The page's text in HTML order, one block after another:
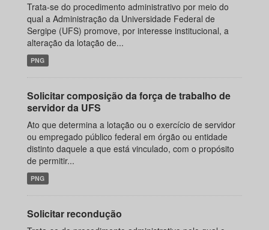
Trata-se do procedimento administrativo por meio do
qual a Administração da Universidade Federal de
Sergipe (UFS) promove, por interesse institucional, a
alteração da lotação de...
PNG
Solicitar composição da força de trabalho de
servidor da UFS
Ato que determina a lotação ou o exercício de servidor
ou empregado público federal em órgão ou entidade
distinto daquele a que está vinculado, com o propósito
de permitir...
PNG
Solicitar recondução